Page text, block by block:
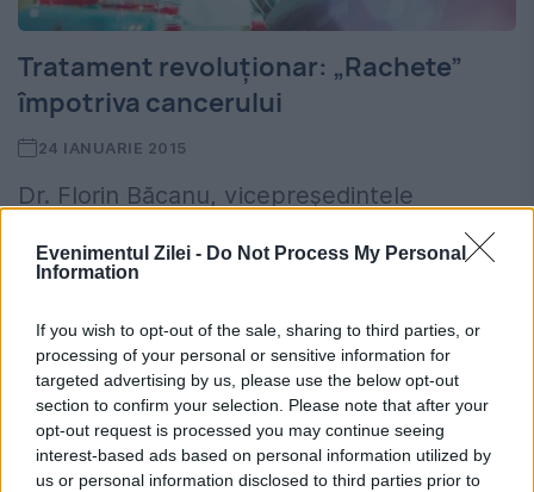
Evenimentul Zilei - Do Not Process My Personal
Information
If you wish to opt-out of the sale, sharing to third parties, or
processing of your personal or sensitive information for
targeted advertising by us, please use the below opt-out
section to confirm your selection. Please note that after your
opt-out request is processed you may continue seeing
interest-based ads based on personal information utilized by
us or personal information disclosed to third parties prior to
Tratament revoluționar: „Rachete”
împotriva cancerului
24 IANUARIE 2015
Dr. Florin Băcanu, vicepreședintele
Societății Naționale de Oncologie, este unul
dintre medicii optimiști în ceea ce privește
vindecarea bolilor de cancer. La nivel
mondial, aproximativ șapte milioane de
oameni mor,...